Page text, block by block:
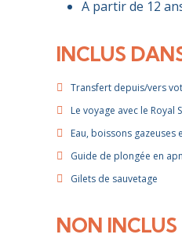
A partir de 12
INCLUS
Transfert depuis/vers
Le voyage avec le Royal
Eau, boissons gazeuses
Guide de plongée en
Gilets de sauvetage
NON